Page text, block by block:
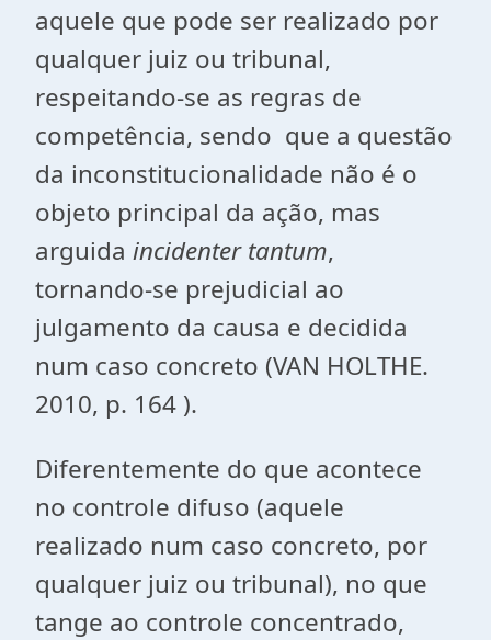
aquele que pode ser realizado por
qualquer juiz ou tribunal,
respeitando-se as regras de
competência, sendo que a questão
da inconstitucionalidade não é o
objeto principal da ação, mas
arguida incidenter tantum,
tornando-se prejudicial ao
julgamento da causa e decidida
num caso concreto (VAN HOLTHE.
2010, p. 164 ).
Diferentemente do que acontece
no controle difuso (aquele
realizado num caso concreto, por
qualquer juiz ou tribunal), no que
tange ao controle concentrado,